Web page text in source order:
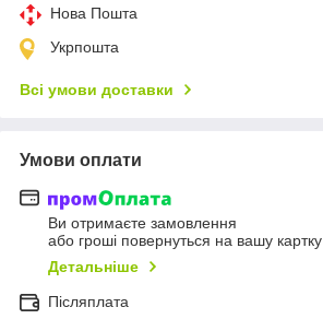
Нова Пошта
Укрпошта
Всі умови доставки
Умови оплати
Ви отримаєте замовлення
або гроші повернуться на вашу картку
Детальніше
Післяплата